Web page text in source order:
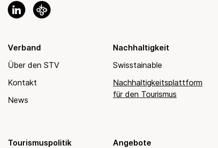
Verband
Über den STV
Kontakt
News
Nachhaltigkeit
Swisstainable
Nachhaltigkeitsplattform
für den Tourismus
Tourismuspolitik
Angebote